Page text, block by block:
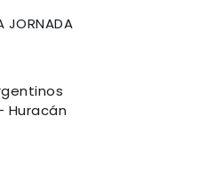
JORNADA
Huracán